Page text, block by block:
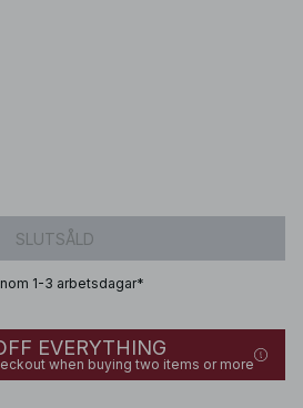
SLUTSÅLD
1-3 arbetsdagar*
EVERYTHING
when buying two items or more